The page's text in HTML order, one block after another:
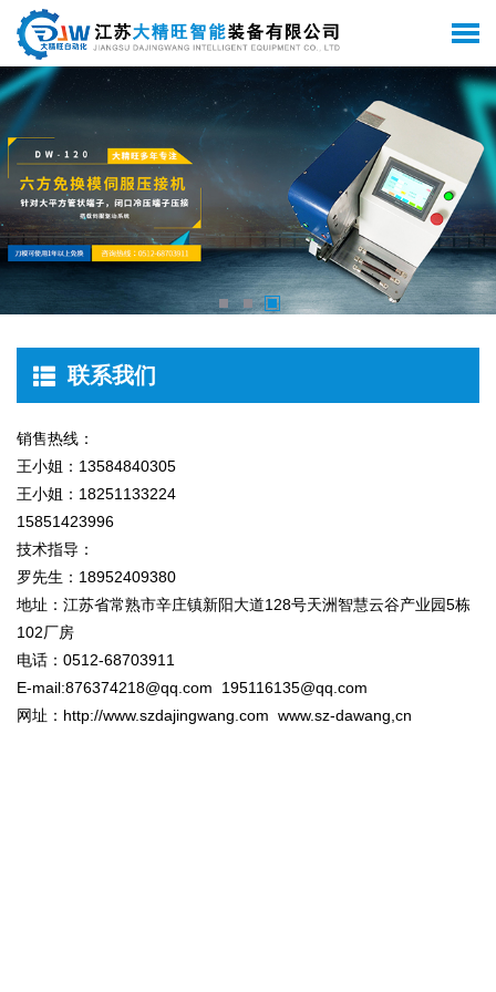
联系我们
销售热线：
王小姐：13584840305
王小姐：18251133224
15851423996
技术指导：
罗先生：18952409380
地址：江苏省常熟市辛庄镇新阳大道128号天洲智慧云谷产业园5栋
102厂房
电话：0512-68703911
E-mail:876374218@qq.com 195116135@qq.com
网址：http://www.szdajingwang.com www.sz-dawang,cn